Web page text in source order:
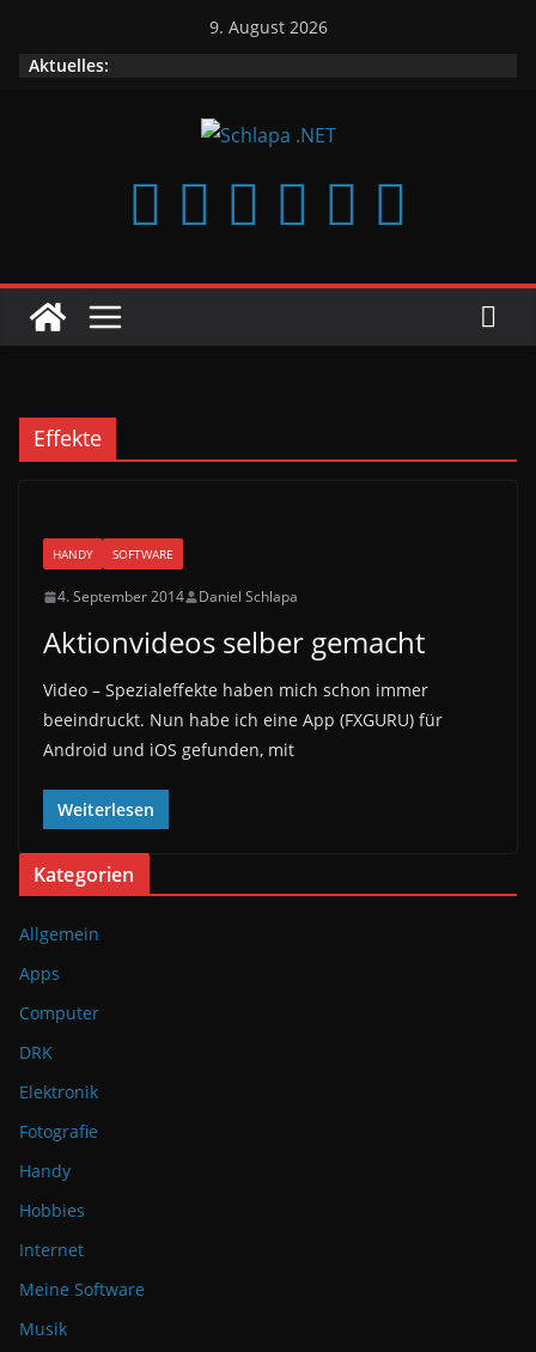
9. August 2026
Aktuelles:
Effekte
HANDY SOFTWARE
4. September 2014 Daniel Schlapa
Aktionvideos selber gemacht
Video – Spezialeffekte haben mich schon immer
beeindruckt. Nun habe ich eine App (FXGURU) für
Android und iOS gefunden, mit
Weiterlesen
Kategorien
Allgemein
Apps
Computer
DRK
Elektronik
Fotografie
Handy
Hobbies
Internet
Meine Software
Musik